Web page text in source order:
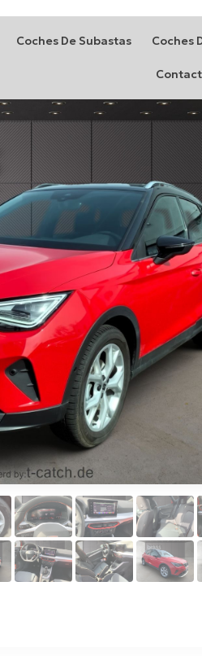
Coches De Subastas Coches